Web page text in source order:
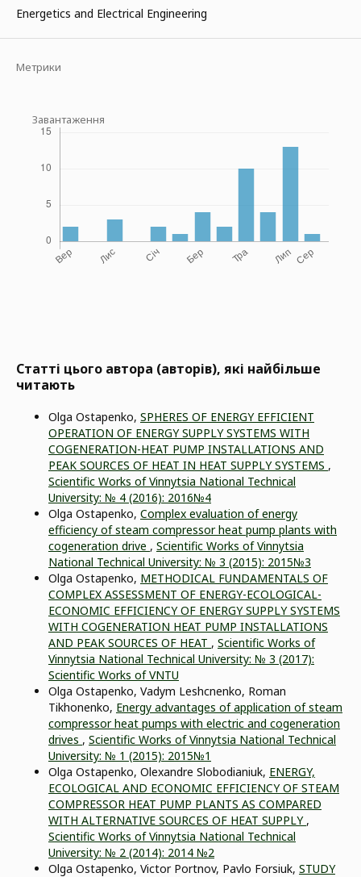
Energetics and Electrical Engineering
Метрики
Завантаження
Статті цього автора (авторів), які найбільше
читають
Olga Ostapenko, SPHERES OF ENERGY EFFICIENT
OPERATION OF ENERGY SUPPLY SYSTEMS WITH
COGENERATION-HEAT PUMP INSTALLATIONS АND
PEAK SOURCES OF HEAT IN HEAT SUPPLY SYSTEMS ,
Scientific Works of Vinnytsia National Technical
University: № 4 (2016): 2016№4
Olga Ostapenko, Complex evaluation of energy
efficiency of steam compressor heat pump plants with
сogeneration drive , Scientific Works of Vinnytsia
National Technical University: № 3 (2015): 2015№3
Olga Ostapenko, METHODICAL FUNDAMENTALS OF
COMPLEX ASSESSMENT OF ENERGY-ECOLOGICAL-
ECONOMIC EFFICIENCY OF ENERGY SUPPLY SYSTEMS
WITH COGENERATION HEAT PUMP INSTALLATIONS
AND PEAK SOURCES OF HEAT , Scientific Works of
Vinnytsia National Technical University: № 3 (2017):
Scientific Works of VNTU
Olga Ostapenko, Vadym Leshcnenko, Roman
Tikhonenko, Energy advantages of application of steam
compressor heat pumps with electric and cogeneration
drives , Scientific Works of Vinnytsia National Technical
University: № 1 (2015): 2015№1
Olga Ostapenko, Olexandre Slobodianiuk, ENERGY,
ECOLOGICAL AND ECONOMIC EFFICIENCY OF STEAM
COMPRESSOR HEAT PUMP PLANTS AS COMPARED
WITH ALTERNATIVE SOURCES OF HEAT SUPPLY ,
Scientific Works of Vinnytsia National Technical
University: № 2 (2014): 2014 №2
Olga Ostapenko, Victor Portnov, Pavlo Forsiuk, STUDY